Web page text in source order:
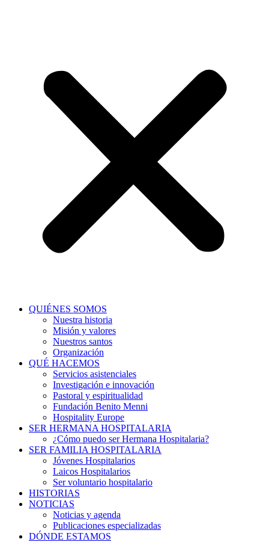
QUIÉNES SOMOS
Nuestra historia
Misión y valores
Nuestros santos
Organización
QUÉ HACEMOS
Servicios asistenciales
Investigación e innovación
Pastoral y espiritualidad
Fundación Benito Menni
Hospitality Europe
SER HERMANA HOSPITALARIA
¿Cómo puedo ser Hermana Hospitalaria?
SER FAMILIA HOSPITALARIA
Jóvenes Hospitalarios
Laicos Hospitalarios
Ser voluntario hospitalario
HISTORIAS
NOTICIAS
Noticias y agenda
Publicaciones especializadas
DÓNDE ESTAMOS